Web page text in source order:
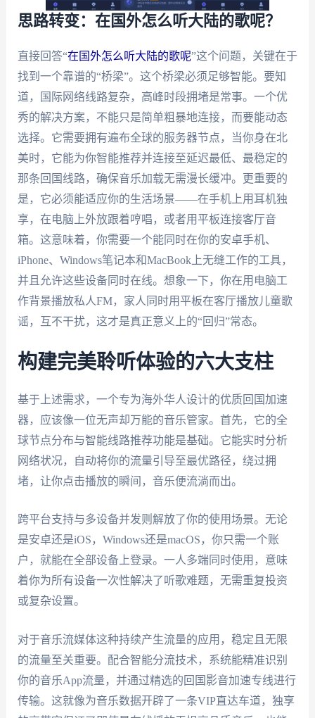
思路转变：在国外怎么听大陆的歌呢？
直接回答“在国外怎么听大陆的歌呢”这个问题，关键在于
找到一个靠谱的“桥梁”。这个桥梁必须足够智能。要知
道，国际网络线路复杂，高峰时段拥堵是常事。一个优
秀的解决方案，不能只是简单粗暴地连接，而要能动态
选择。它需要拥有遍布全球的服务器节点，当你身在北
美时，它能为你智能推荐并连接至延迟最低、最稳定的
那条回国线路，确保音乐加载无需漫长缓冲。更重要的
是，它必须能适应你的生活场景——在手机上用耳机独
享，在电脑上外放跟着哼唱，或者用平板连接客厅音
箱。这意味着，你需要一个能同时在你的安卓手机、
iPhone、Windows笔记本和MacBook上无缝工作的工具，
并且允许这些设备同时在线。想象一下，你在用电脑工
作背景播放私人FM，家人同时用平板在客厅播放儿童歌
谣，互不干扰，这才是真正意义上的“回归”常态。
构建完美聆听体验的六大支柱
基于上述需求，一个专为海外华人设计的优质回国加速
器，应该像一位无声却万能的音乐管家。首先，它的全
球节点分布与智能线路推荐功能是基础。它能实时分析
网络状况，自动将你的流量引导至最优路径，绕过拥
堵，让你点击播放的瞬间，音乐便流淌而出。
跨平台支持与多设备并发则解放了你的使用场景。无论
是安卓还是iOS，Windows还是macOS，你只需一个账
户，就能在全部设备上登录。一人多端同时使用，意味
着你为所有设备一次性解决了听歌难题，无需重复投资
或复杂设置。
对于音乐流媒体这种持续产生流量的应用，稳定且无限
的流量至关重要。配合智能分流技术，系统能精准识别
你的音乐App流量，并通过精选的回国影音加速专线进行
传输。这就像为音乐数据开辟了一条VIP直达车道，独享